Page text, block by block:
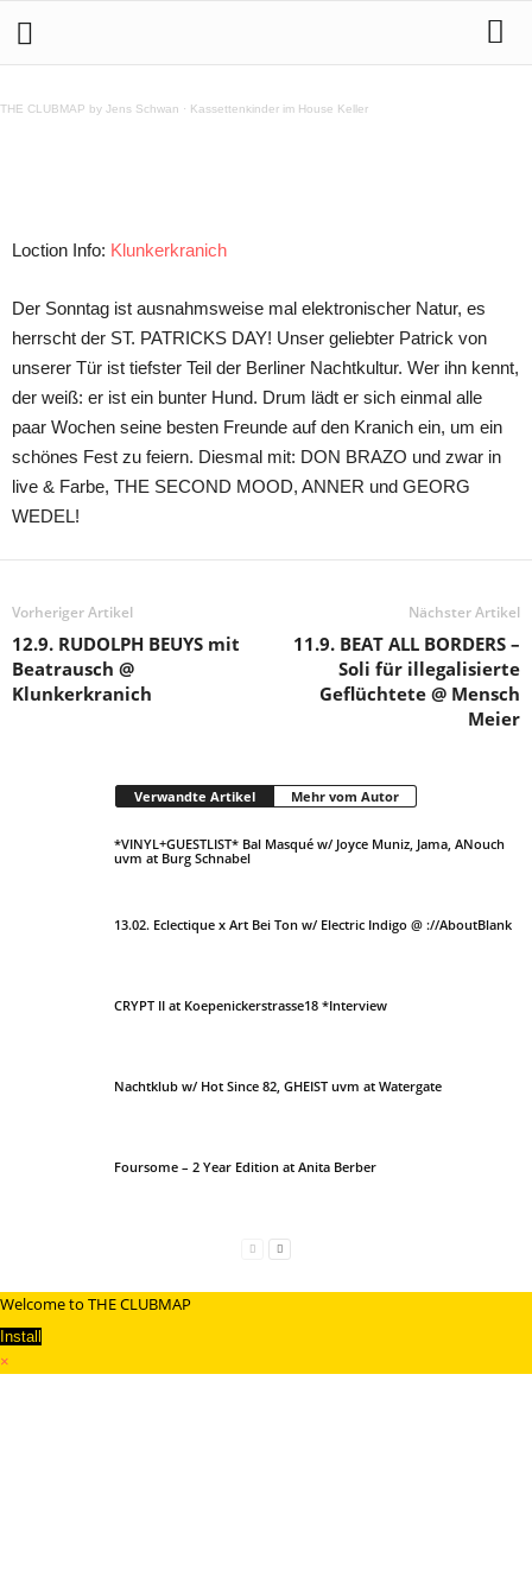
THE CLUBMAP by Jens Schwan · Kassettenkinder im House Keller
Loction Info: Klunkerkranich
Der Sonntag ist ausnahmsweise mal elektronischer Natur, es
herrscht der ST. PATRICKS DAY! Unser geliebter Patrick von
unserer Tür ist tiefster Teil der Berliner Nachtkultur. Wer ihn kennt,
der weiß: er ist ein bunter Hund. Drum lädt er sich einmal alle
paar Wochen seine besten Freunde auf den Kranich ein, um ein
schönes Fest zu feiern. Diesmal mit: DON BRAZO und zwar in
live & Farbe, THE SECOND MOOD, ANNER und GEORG
WEDEL!
Vorheriger Artikel
12.9. RUDOLPH BEUYS mit
Beatrausch @
Klunkerkranich
Nächster Artikel
11.9. BEAT ALL BORDERS –
Soli für illegalisierte
Geflüchtete @ Mensch
Meier
Verwandte Artikel Mehr vom Autor
*VINYL+GUESTLIST* Bal Masqué w/ Joyce Muniz, Jama, ANouch
uvm at Burg Schnabel
13.02. Eclectique x Art Bei Ton w/ Electric Indigo @ ://AboutBlank
CRYPT II at Koepenickerstrasse18 *Interview
Nachtklub w/ Hot Since 82, GHEIST uvm at Watergate
Foursome – 2 Year Edition at Anita Berber
Welcome to THE CLUBMAP
Install
×